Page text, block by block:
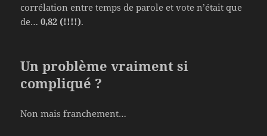
corrélation entre temps de parole et vote n’était que
de… 0,82 (!!!!).
Un problème vraiment si
compliqué ?
Non mais franchement…